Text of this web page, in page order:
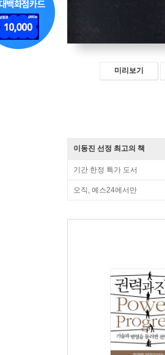
미리보기
이동진 선정 최고의 책
기간 한정 특가 도서
오직, 예스24에서만